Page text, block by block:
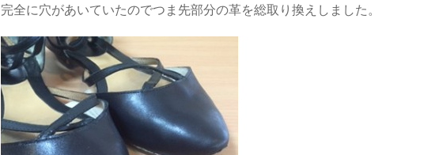
完全に穴があいていたのでつま先部分の革を総取り換えしました。